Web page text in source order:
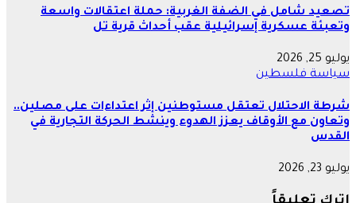
تصعيد شامل في الضفة الغربية: حملة اعتقالات واسعة
وتعبئة عسكرية إسرائيلية عقب أحداث قرية تل
يوليو 25, 2026
سياسةفلسطين
شرطة الاحتلال تعتقل مستوطنين إثر اعتداءات على مصلين..
وتعاون مع الأوقاف يعزز الهدوء وينشط الحركة التجارية في
القدس
يوليو 23, 2026